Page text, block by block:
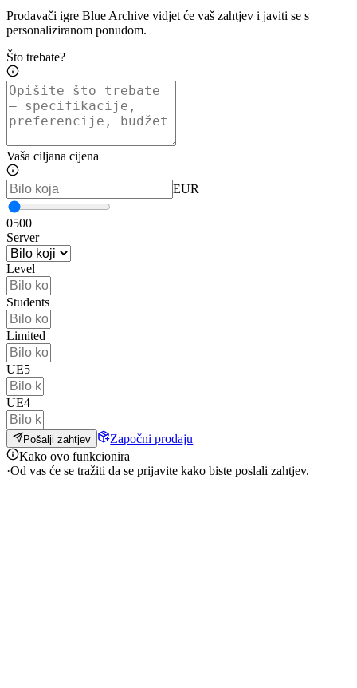
Prodavači igre Blue Archive vidjet će vaš zahtjev i javiti se s
personaliziranom ponudom.
Što trebate?
Vaša ciljana cijena
EUR
0500
Server
Level
Students
Limited
UE5
UE4
Pošalji zahtjev
Započni prodaju
Kako ovo funkcionira
·Od vas će se tražiti da se prijavite kako biste poslali zahtjev.